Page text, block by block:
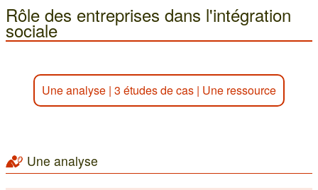
Rôle des entreprises dans l'intégration
sociale
Une analyse | 3 études de cas | Une ressource
Une analyse